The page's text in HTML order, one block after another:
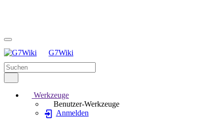
G7Wiki
Werkzeuge
Benutzer-Werkzeuge
Anmelden